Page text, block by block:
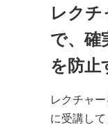
レクチ
で、確
を防止
レクチャ
に受講して